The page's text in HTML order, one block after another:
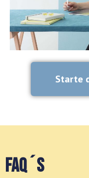
Starte
FAQ´s